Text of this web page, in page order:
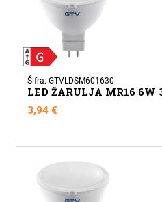
Šifra: GTVLDSM601630
LED ŽARULJA MR16 6W
3,94€